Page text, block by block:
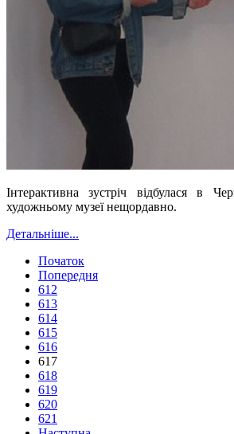
Інтерактивна зустріч відбулася в
художньому музеї нещордавно.
Детальніше...
Початок
Попередня
612
613
614
615
616
617
618
619
620
621